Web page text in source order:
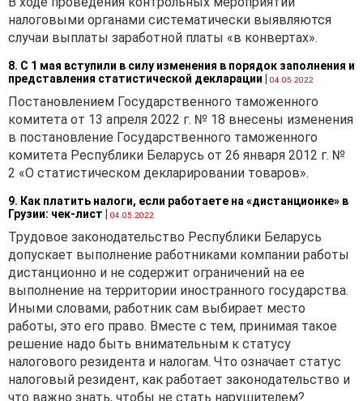
налоговыми органами систематически выявляются
случаи выплаты заработной платы «в конвертах».
8. С 1 мая вступили в силу изменения в порядок заполнения и
представления статистической декларации
04.05.2022
Постановлением Государственного таможенного
комитета от 13 апреля 2022 г. № 18 внесены изменения
в постановление Государственного таможенного
комитета Республики Беларусь от 26 января 2012 г. №
2 «О статистическом декларировании товаров».
9. Как платить налоги, если работаете на «дистанционке» в
Грузии: чек-лист
04.05.2022
Трудовое законодательство Республики Беларусь
допускает выполнение работниками компании работы
дистанционно и не содержит ограничений на ее
выполнение на территории иностранного государства.
Иными словами, работник сам выбирает место
работы, это его право. Вместе с тем, принимая такое
решение надо быть внимательным к статусу
налогового резидента и налогам. Что означает статус
налоговый резидент, как работает законодательство и
что важно знать, чтобы не стать нарушителем?